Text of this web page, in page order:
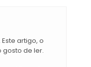
artigo, o
gosto de ler.